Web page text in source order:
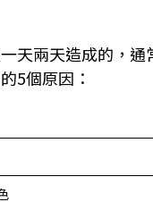
天兩天造成的，
5個原因：